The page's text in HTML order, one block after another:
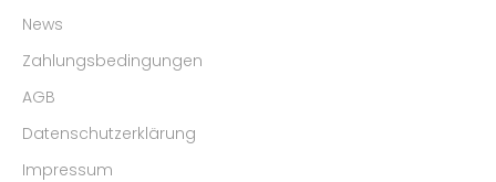
News
Zahlungsbedingungen
AGB
Datenschutzerklärung
Impressum